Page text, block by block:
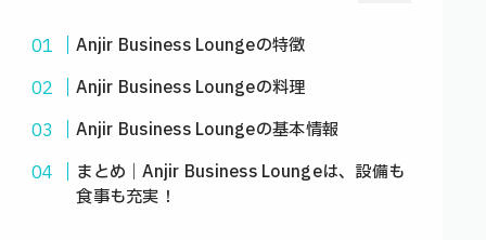
Anjir Business Loungeの特徴
Anjir Business Loungeの料理
Anjir Business Loungeの基本情報
まとめ｜Anjir Business Loungeは、設備も
食事も充実！